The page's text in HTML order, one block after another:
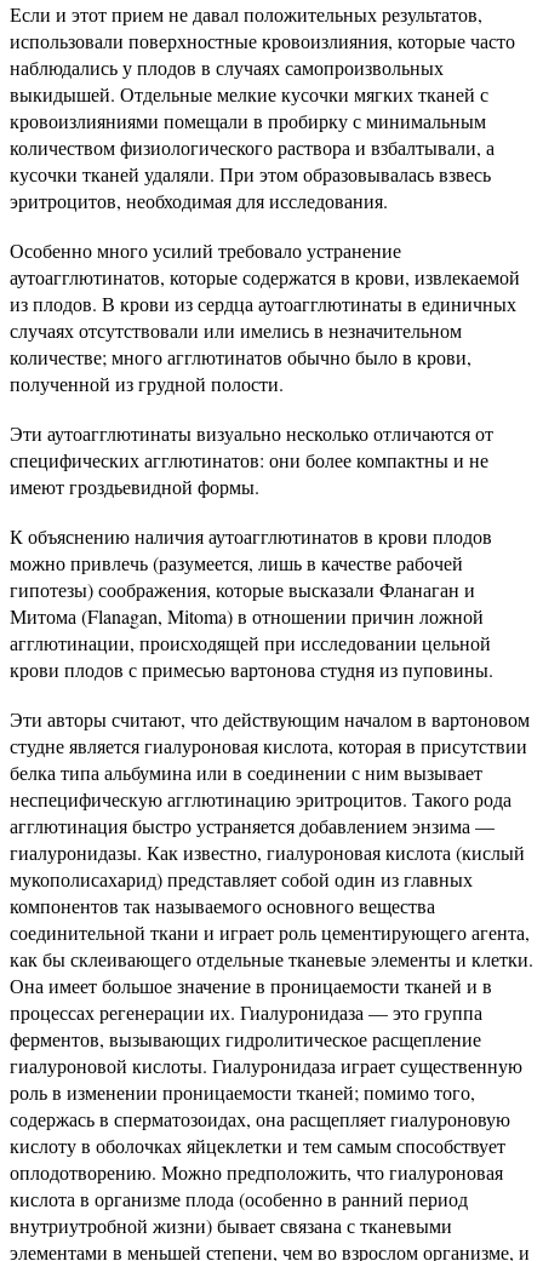
Если и этот прием не давал положительных результатов,
использовали поверхностные кровоизлияния, которые часто
наблюдались у плодов в случаях самопроизвольных
выкидышей. Отдельные мелкие кусочки мягких тканей с
кровоизлияниями помещали в пробирку с минимальным
количеством физиологического раствора и взбалтывали, а
кусочки тканей удаляли. При этом образовывалась взвесь
эритроцитов, необходимая для исследования.
Особенно много усилий требовало устранение
аутоагглютинатов, которые содержатся в крови, извлекаемой
из плодов. В крови из сердца аутоагглютинаты в единичных
случаях отсутствовали или имелись в незначительном
количестве; много агглютинатов обычно было в крови,
полученной из грудной полости.
Эти аутоагглютинаты визуально несколько отличаются от
специфических агглютинатов: они более компактны и не
имеют гроздьевидной формы.
К объяснению наличия аутоагглютинатов в крови плодов
можно привлечь (разумеется, лишь в качестве рабочей
гипотезы) соображения, которые высказали Фланаган и
Митома (Flanagan, Mitoma) в отношении причин ложной
агглютинации, происходящей при исследовании цельной
крови плодов с примесью вартонова студня из пуповины.
Эти авторы считают, что действующим началом в вартоновом
студне является гиалуроновая кислота, которая в присутствии
белка типа альбумина или в соединении с ним вызывает
неспецифическую агглютинацию эритроцитов. Такого рода
агглютинация быстро устраняется добавлением энзима —
гиалуронидазы. Как известно, гиалуроновая кислота (кислый
мукополисахарид) представляет собой один из главных
компонентов так называемого основного вещества
соединительной ткани и играет роль цементирующего агента,
как бы склеивающего отдельные тканевые элементы и клетки.
Она имеет большое значение в проницаемости тканей и в
процессах регенерации их. Гиалуронидаза — это группа
ферментов, вызывающих гидролитическое расщепление
гиалуроновой кислоты. Гиалуронидаза играет существенную
роль в изменении проницаемости тканей; помимо того,
содержась в сперматозоидах, она расщепляет гиалуроновую
кислоту в оболочках яйцеклетки и тем самым способствует
оплодотворению. Можно предположить, что гиалуроновая
кислота в организме плода (особенно в ранний период
внутриутробной жизни) бывает связана с тканевыми
элементами в меньшей степени, чем во взрослом организме, и